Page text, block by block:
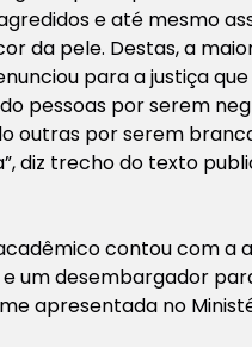
e até mesmo
da pele. Destas, a
para a justiça que
pessoas por serem
outras por serem
diz trecho do texto
contou com a
um desembargador
apresentada no